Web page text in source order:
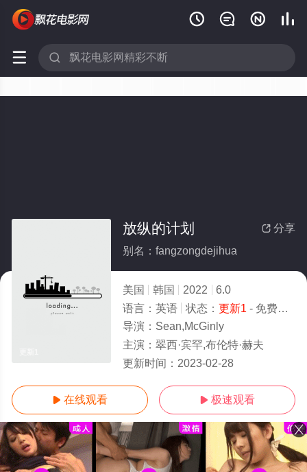
   
 
 分享
放纵的计划
别名：fangzongdejihua
美国 韩国 2022
6.0
语言： 英语 状态： 更新1 - 免费在线观看
导演： Sean,McGinly
主演： 翠西·宾罕,布伦特·赫夫
更新时间： 2023-02-28
 在线观看  极速观看